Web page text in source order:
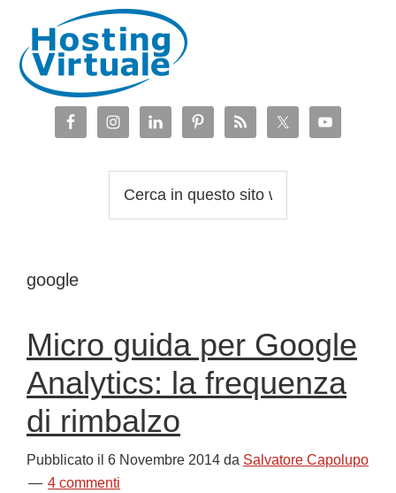
navigazione
primaria
contenuto
principale
barra
laterale
piè
google
Micro guida per Google
Analytics: la frequenza
di rimbalzo
Pubblicato il 6 Novembre 2014 da Salvatore Capolupo
4 commenti